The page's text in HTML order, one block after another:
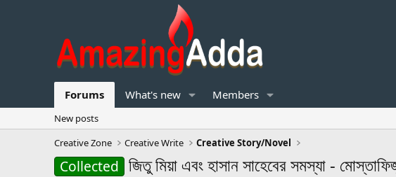
Forums What's new Members
New posts
Creative Zone
Creative Write Creative Story/Novel
Collected জিতু মিয়া এবং হাসান সাহেবের সমস্যা -